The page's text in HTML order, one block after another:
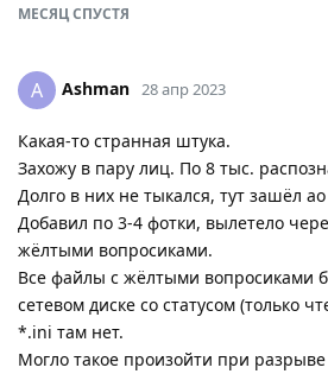
МЕСЯЦСПУСТЯ
A Ashman 28 апр 2023
Какая-то странная штука.
Захожу в пару лиц. По 8 тыс.
Долго в них не тыкался, тут зашёл
Добавил по 3-4 фотки, вылетело
жёлтыми вопросиками.
Все файлы с жёлтыми вопросиками
сетевом диске со статусом (только
*.ini там нет.
Могло такое произойти при